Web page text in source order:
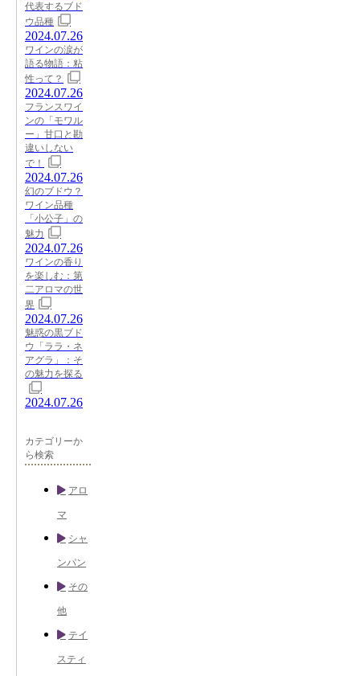
代表するブド
ウ品種
2024.07.26
ワインの涙が
語る物語：粘
性って？
2024.07.26
フランスワイ
ンの「モワル
ー」甘口と勘
違いしない
で！
2024.07.26
幻のブドウ？
ワイン品種
「小公子」の
魅力
2024.07.26
ワインの香り
を楽しむ：第
二アロマの世
界
2024.07.26
魅惑の黒ブド
ウ「ララ・ネ
アグラ」：そ
の魅力を探る
2024.07.26
カテゴリーか
ら検索
アロ
マ
シャ
ンパン
その
他
テイ
スティ